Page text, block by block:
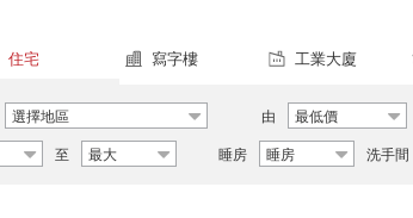
住宅 寫字樓 工業大廈
選擇地區 由 最低價
至 最大 睡房 睡房 洗手間